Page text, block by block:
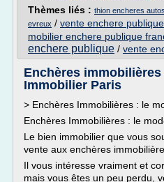
Thèmes liés : thion encheres
evreux / vente enchere
mobilier enchere publique
enchere publique / vente
Enchères
Immobilier Paris
> Enchères Immobilières : le
Enchères Immobilières : le
Le bien immobilier que vous
vente aux enchères
Il vous intéresse vraiment et
mais vous êtes un peu perdu,